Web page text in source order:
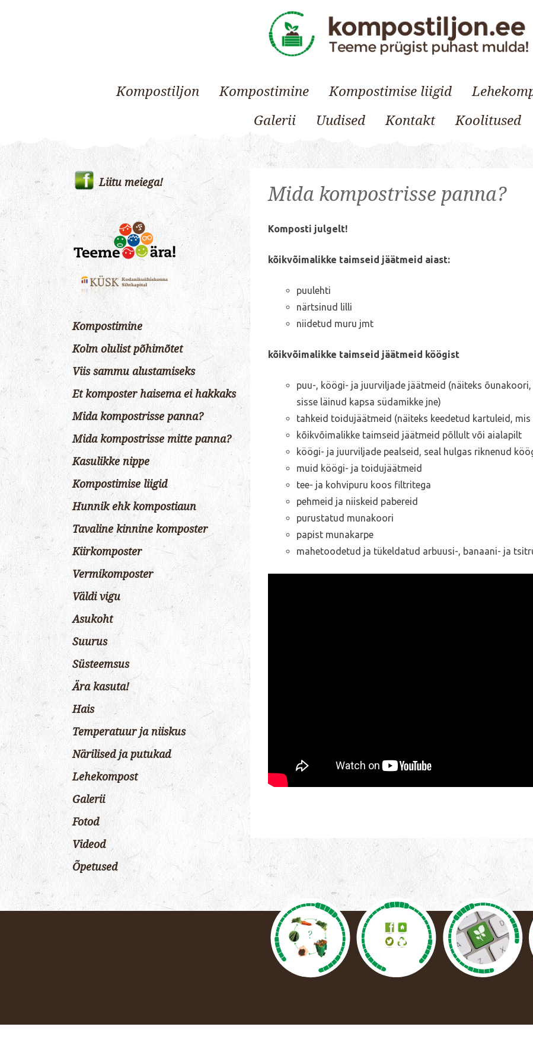
Kompostiljon Kompostimine Kompostimise liigid
Galerii
Uudised Kontakt Koolitused
Skip
Mida kompostrisse panna?
Komposti julgelt!
kõikvõimalikke taimseid jäätmeid aiast:
puulehti
närtsinud lilli
niidetud muru jmt
kõikvõimalikke taimseid jäätmeid köögist
puu-, köögi- ja juurviljade jäätmeid (näiteks
sisse läinud kapsa südamikke jne)
tahkeid toidujäätmeid (näiteks keedetud kartuleid,
kõikvõimalikke taimseid jäätmeid põllult või aialapilt
köögi- ja juurviljade pealseid, seal hulgas riknenud
muid köögi- ja toidujäätmeid
tee- ja kohvipuru koos filtritega
pehmeid ja niiskeid pabereid
purustatud munakoori
papist munakarpe
mahetoodetud ja tükeldatud arbuusi-, banaani- ja
Liitu meiega!
Kompostimine
Kolm olulist põhimõtet
Viis sammu alustamiseks
Et komposter haisema ei hakkaks
Mida kompostrisse panna?
Mida kompostrisse mitte panna?
Kasulikke nippe
Kompostimise liigid
Hunnik ehk kompostiaun
Tavaline kinnine komposter
Kiirkomposter
Vermikomposter
Väldi vigu
Asukoht
Suurus
Süsteemsus
Ära kasuta!
Hais
Temperatuur ja niiskus
Närilised ja putukad
Lehekompost
Galerii
Fotod
Videod
Õpetused